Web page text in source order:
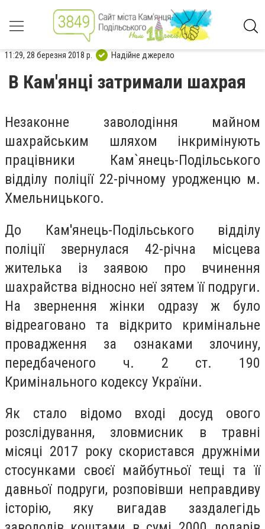
11:29, 28 березня 2018 р. Надійне джерело
В Кам'янці затримали шахрая
Незаконне заволодіння майном
шахрайським шляхом інкримінують
працівники Кам`янець-Подільського
відділу поліції 22-річному уродженцю м.
Хмельницького.
До Кам'янець-Подільського відділу
поліції звернулася 42-річна місцева
жителька із заявою про вчинення
шахрайства відносно неї зятем її подруги.
На звернення жінки одразу ж було
відреаговано та відкрито кримінальне
провадження за ознаками злочину,
передбаченого ч. 2 ст. 190
Кримінального кодексу України.
Як стало відомо вході досуд ового
розслідування, зловмисник в травні
місяці 2017 року скористався дружніми
стосунками своєї майбутньої тещі та її
давньої подруги, розповівши неправдиву
історію, яку вигадав заздалегідь